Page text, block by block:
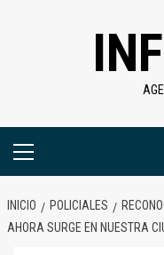
Menú
INICIO POLICIALES
AHORA SURGE EN NUESTRA